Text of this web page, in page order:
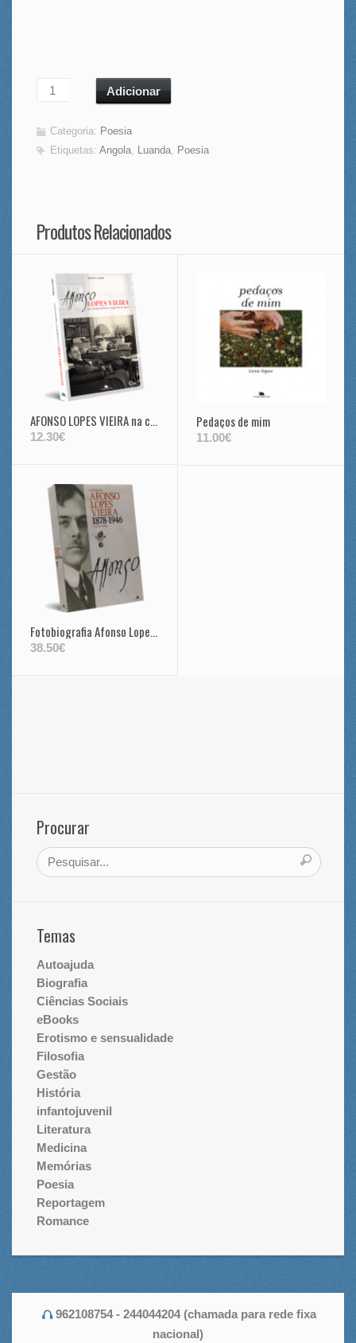
Adicionar
Categoria: Poesia
Etiquetas:Angola Luanda Poesia
Produtos Relacionados
AFONSO LOPES VIEIRA na correspondência e Imprensa da época
12.30€
Pedaços de mim
11.00€
Fotobiografia Afonso Lopes Vieira 1878-1946
38.50€
Procurar
Temas
Autoajuda
Biografia
Ciências Sociais
eBooks
Erotismo e sensualidade
Filosofia
Gestão
História
infantojuvenil
Literatura
Medicina
Memórias
Poesia
Reportagem
Romance
962108754 - 244044204 (chamada para rede fixa
nacional)